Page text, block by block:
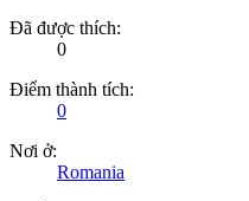
Đã được thích:
0
Điểm thành tích:
0
Nơi ở:
Romania